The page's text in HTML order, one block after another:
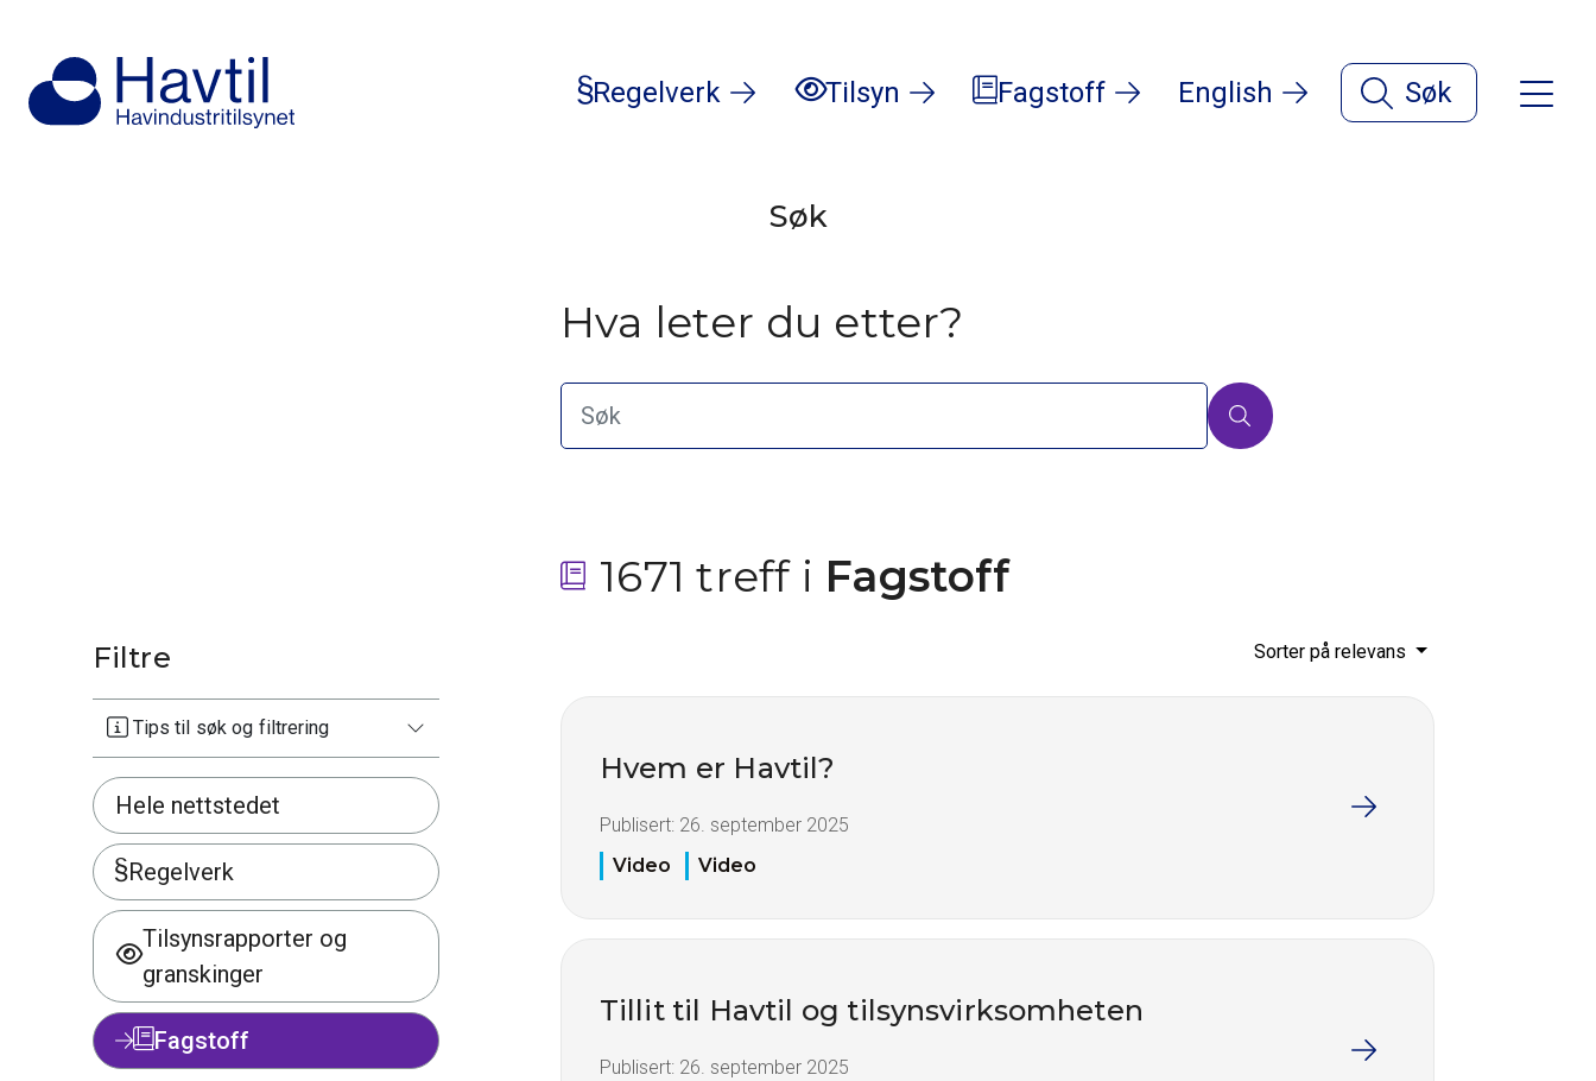
Regelverk Tilsyn Fagstoff English Søk
Søk
Hva leter du etter?
1671 treff i Fagstoff
Filtre
Tips til søk og filtrering
Hele nettstedet
Regelverk
Tilsynsrapporter og
granskinger
Fagstoff
Sorter på relevans
Hvem er Havtil?
Publisert: 26. september 2025
Video
Video
Tillit til Havtil og tilsynsvirksomheten
Publisert: 26. september 2025